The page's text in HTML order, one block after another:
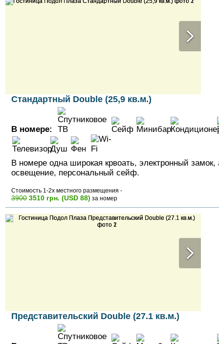
Стандартный Double (25,9 кв.м.)
В номере:
В номере одна широкая крвоать, электронный замок,
освещение, персональный сейф.
Стоимость 1-2х местного размещения -
3900 3510 грн. (USD 88) за номер
Представительский Double (27.1 кв.м.)